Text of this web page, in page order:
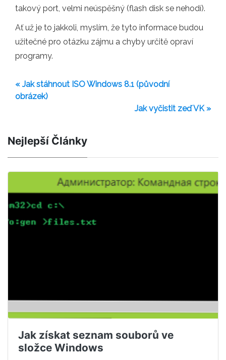
takový port, velmi neúspěšný (flash disk se nehodí).
Ať už je to jakkoli, myslím, že tyto informace budou
užitečné pro otázku zájmu a chyby určitě opraví
programy.
« Jak stáhnout ISO Windows 8.1 (původní
obrázek)
Jak vyčistit zeď VK »
Nejlepší Články
Jak získat seznam souborů ve
složce Windows